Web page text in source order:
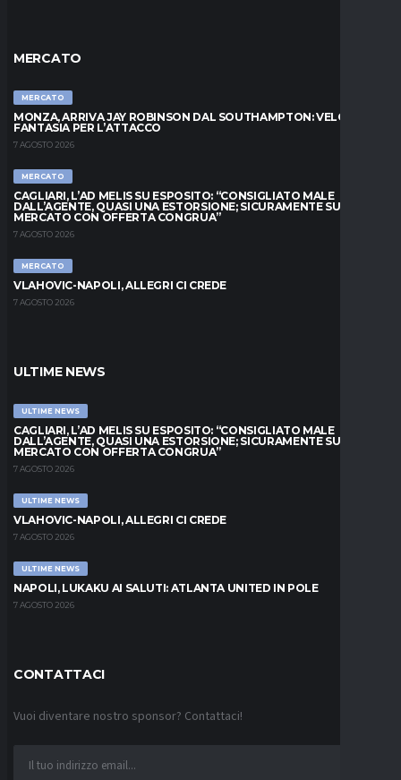
MERCATO
MERCATO
MONZA, ARRIVA JAY ROBINSON DAL SOUTHAMPTON: VELOCITÀ E
FANTASIA PER L’ATTACCO
7 AGOSTO 2026
MERCATO
CAGLIARI, L’AD MELIS SU ESPOSITO: “CONSIGLIATO MALE
DALL’AGENTE, QUASI UNA ESTORSIONE; SICURAMENTE SUL
MERCATO CON OFFERTA CONGRUA”
7 AGOSTO 2026
MERCATO
VLAHOVIC-NAPOLI, ALLEGRI CI CREDE
7 AGOSTO 2026
ULTIME NEWS
ULTIME NEWS
CAGLIARI, L’AD MELIS SU ESPOSITO: “CONSIGLIATO MALE
DALL’AGENTE, QUASI UNA ESTORSIONE; SICURAMENTE SUL
MERCATO CON OFFERTA CONGRUA”
7 AGOSTO 2026
ULTIME NEWS
VLAHOVIC-NAPOLI, ALLEGRI CI CREDE
7 AGOSTO 2026
ULTIME NEWS
NAPOLI, LUKAKU AI SALUTI: ATLANTA UNITED IN POLE
7 AGOSTO 2026
CONTATTACI
Vuoi diventare nostro sponsor? Contattaci!